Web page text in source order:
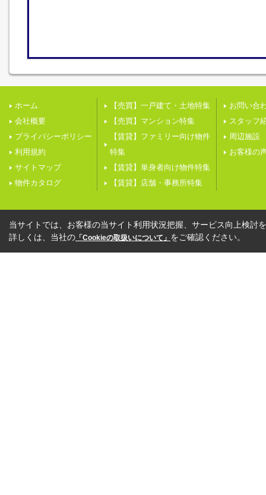
ホーム
会社概要
プライバシーポリシー
利用規約
サイトマップ
物件カタログ
【売買】一戸建て・土地特集
【売買】マンション特集
【賃貸】ファミリー向け物件
特集
【賃貸】単身者向け物件特集
【賃貸】店舗・事務所特集
お問い合
スタッフ
周辺施設
お客様の
当サイトでは、お客様の当サイト利用状況把握、サービス向上検討
詳しくは、当社の 「Cookieの取扱いについて」 をご確認ください。